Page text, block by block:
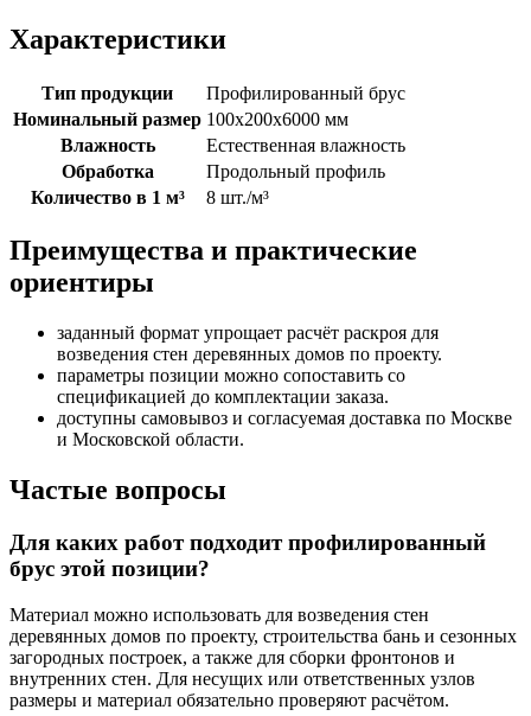
Характеристики
Тип продукции
Профилированный брус
Номинальный размер 100х200х6000 мм
Влажность
Естественная влажность
Обработка
Продольный профиль
Количество в 1 м³
8 шт./м³
Преимущества и практические
ориентиры
заданный формат упрощает расчёт раскроя для
возведения стен деревянных домов по проекту.
параметры позиции можно сопоставить со
спецификацией до комплектации заказа.
доступны самовывоз и согласуемая доставка по Москве
и Московской области.
Частые вопросы
Для каких работ подходит профилированный
брус этой позиции?
Материал можно использовать для возведения стен
деревянных домов по проекту, строительства бань и сезонных
загородных построек, а также для сборки фронтонов и
внутренних стен. Для несущих или ответственных узлов
размеры и материал обязательно проверяют расчётом.